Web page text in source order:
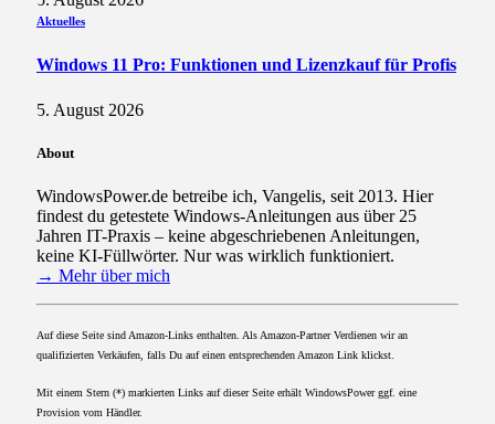
Aktuelles
Windows 11 Pro: Funktionen und Lizenzkauf für Profis
5. August 2026
About
WindowsPower.de betreibe ich, Vangelis, seit 2013. Hier
findest du getestete Windows-Anleitungen aus über 25
Jahren IT-Praxis – keine abgeschriebenen Anleitungen,
keine KI-Füllwörter. Nur was wirklich funktioniert.
→ Mehr über mich
Auf diese Seite sind Amazon-Links enthalten. Als Amazon-Partner Verdienen wir an
qualifizierten Verkäufen, falls Du auf einen entsprechenden Amazon Link klickst.
Mit einem Stern (*) markierten Links auf dieser Seite erhält WindowsPower ggf. eine
Provision vom Händler.